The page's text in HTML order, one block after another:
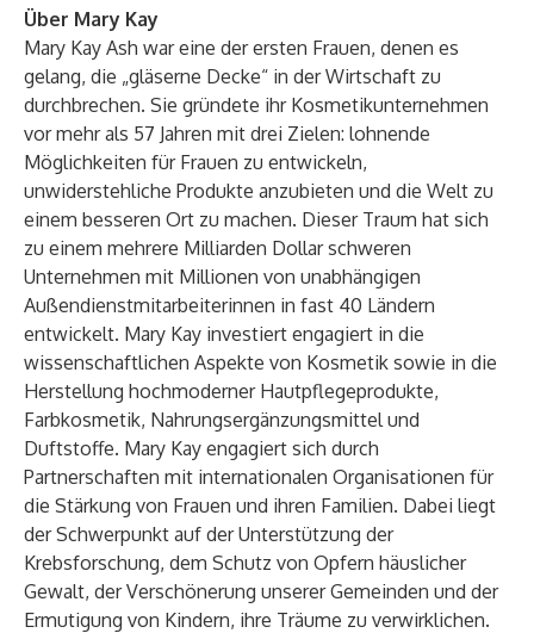
Über Mary Kay
Mary Kay Ash war eine der ersten Frauen, denen es
gelang, die „gläserne Decke“ in der Wirtschaft zu
durchbrechen. Sie gründete ihr Kosmetikunternehmen
vor mehr als 57 Jahren mit drei Zielen: lohnende
Möglichkeiten für Frauen zu entwickeln,
unwiderstehliche Produkte anzubieten und die Welt zu
einem besseren Ort zu machen. Dieser Traum hat sich
zu einem mehrere Milliarden Dollar schweren
Unternehmen mit Millionen von unabhängigen
Außendienstmitarbeiterinnen in fast 40 Ländern
entwickelt. Mary Kay investiert engagiert in die
wissenschaftlichen Aspekte von Kosmetik sowie in die
Herstellung hochmoderner Hautpflegeprodukte,
Farbkosmetik, Nahrungsergänzungsmittel und
Duftstoffe. Mary Kay engagiert sich durch
Partnerschaften mit internationalen Organisationen für
die Stärkung von Frauen und ihren Familien. Dabei liegt
der Schwerpunkt auf der Unterstützung der
Krebsforschung, dem Schutz von Opfern häuslicher
Gewalt, der Verschönerung unserer Gemeinden und der
Ermutigung von Kindern, ihre Träume zu verwirklichen.